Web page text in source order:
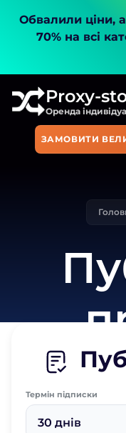
Обвалили ціни,
70% на всі
Proxy-
Оренда
ЗАМОВИТИ
Термін підписки
30 днів